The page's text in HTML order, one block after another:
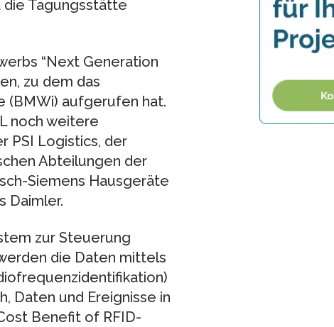
Tagungsstätte
“Next Generation
zu dem das
(BMWi) aufgerufen hat.
noch weitere
PSI Logistics, der
Abteilungen der
Siemens Hausgeräte
Daimler.
zur Steuerung
die Daten mittels
Daten und Ereignisse in
Benefit of RFID-